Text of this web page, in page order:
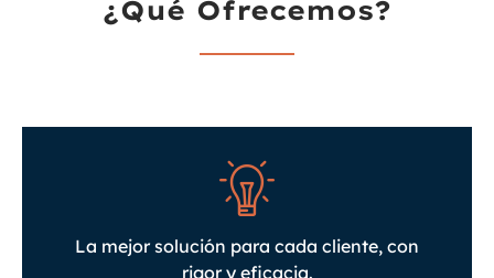
¿Qué Ofrecemos?
La mejor solución para cada cliente, con
rigor y eficacia.